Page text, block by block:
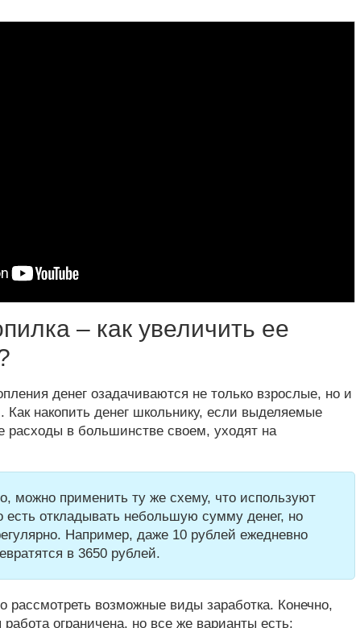
– как увеличить ее
денег озадачиваются не только взрослые, но и
Как накопить денег школьнику, если выделяемые
расходы в большинстве своем, уходят на
можно применить ту же схему, что используют
есть откладывать небольшую сумму денег, но
Например, даже 10 рублей ежедневно
в 3650 рублей.
рассмотреть возможные виды заработка. Конечно,
работа ограничена, но все же варианты есть: